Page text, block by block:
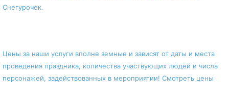
Снегурочек.
Цены за наши услуги вполне земные и зависят от даты и места
проведения праздника, количества участвующих людей и числа
персонажей, задействованных в мероприятии! Смотреть цены